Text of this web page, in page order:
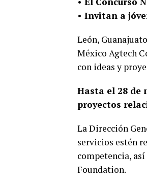
• Invitan a
León,
México Agtech
con ideas y
Hasta el 28 de
proyectos
La Dirección
servicios estén
competencia,
Foundation.